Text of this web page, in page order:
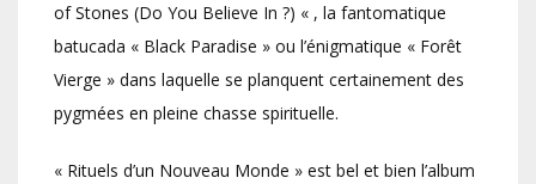
of Stones (Do You Believe In ?) « , la fantomatique
batucada « Black Paradise » ou l’énigmatique « Forêt
Vierge » dans laquelle se planquent certainement des
pygmées en pleine chasse spirituelle.
« Rituels d’un Nouveau Monde » est bel et bien l’album